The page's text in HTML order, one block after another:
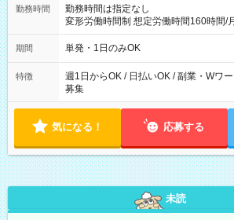
勤務時間
勤務時間は指定なし
変形労働時間制 想定労働時間160時間/月 【シフト例】 ・8：00
～21：00
期間 単発・1日のみOK
特徴
週1日からOK / 日払いOK / 副業・Wワ
募集
気になる！ 応募する
未読